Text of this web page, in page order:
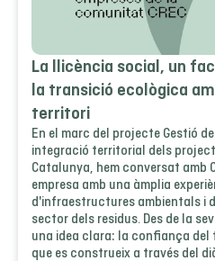
La llicència social, un
la transició ecològica
territori
En el marc del projecte Gestió
integració territorial dels
Catalunya, hem conversat amb
empresa amb una àmplia
d'infraestructures ambientals i
sector dels residus. Des de la
una idea clara: la confiança del
que es construeix a través del